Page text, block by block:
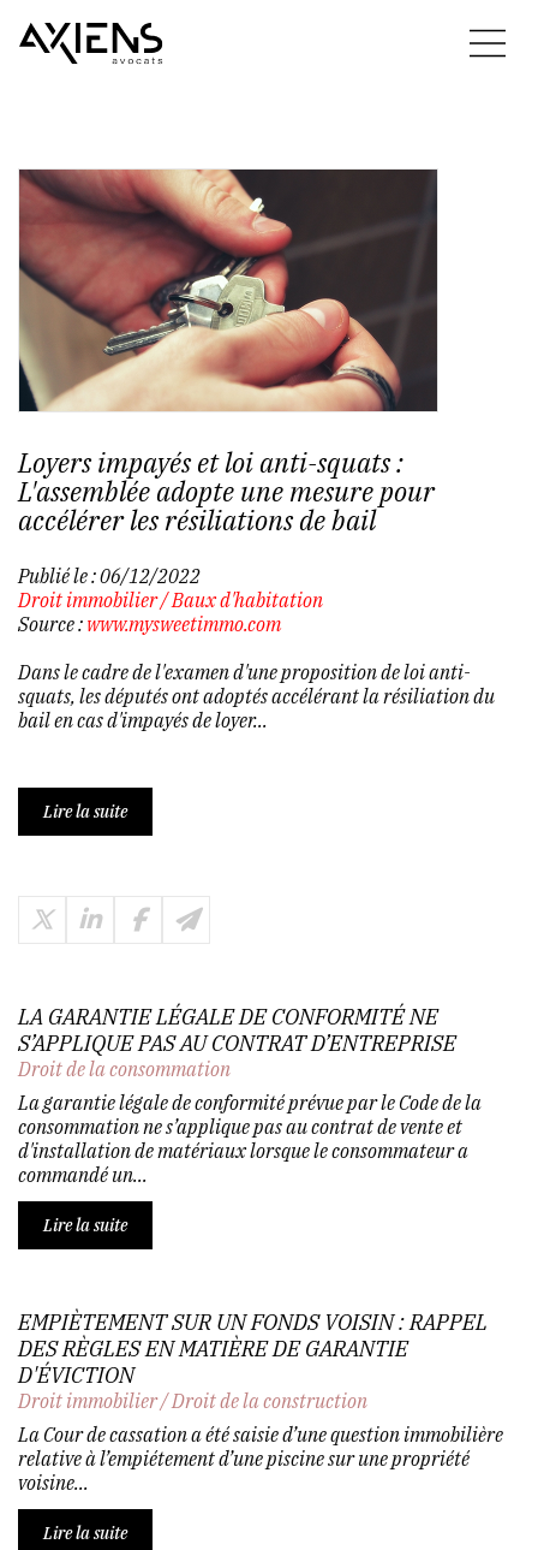
Loyers impayés et loi anti-squats :
L'assemblée adopte une mesure pour
accélérer les résiliations de bail
Publié le :06/12/2022
Droit immobilier/Baux d'habitation
Source : www.mysweetimmo.com
Dans le cadre de l'examen d'une proposition de loi anti-
squats, les députés ont adoptés accélérant la résiliation du
bail en cas d'impayés de loyer...
Lire la suite
LA GARANTIE LÉGALE DE CONFORMITÉ NE
S’APPLIQUE PAS AU CONTRAT D’ENTREPRISE
Droit de la consommation
La garantie légale de conformité prévue par le Code de la
consommation ne s’applique pas au contrat de vente et
d'installation de matériaux lorsque le consommateur a
commandé un...
Lire la suite
EMPIÈTEMENT SUR UN FONDS VOISIN : RAPPEL
DES RÈGLES EN MATIÈRE DE GARANTIE
D'ÉVICTION
Droit immobilier/Droit de la construction
La Cour de cassation a été saisie d’une question immobilière
relative à l’empiétement d’une piscine sur une propriété
voisine...
Lire la suite